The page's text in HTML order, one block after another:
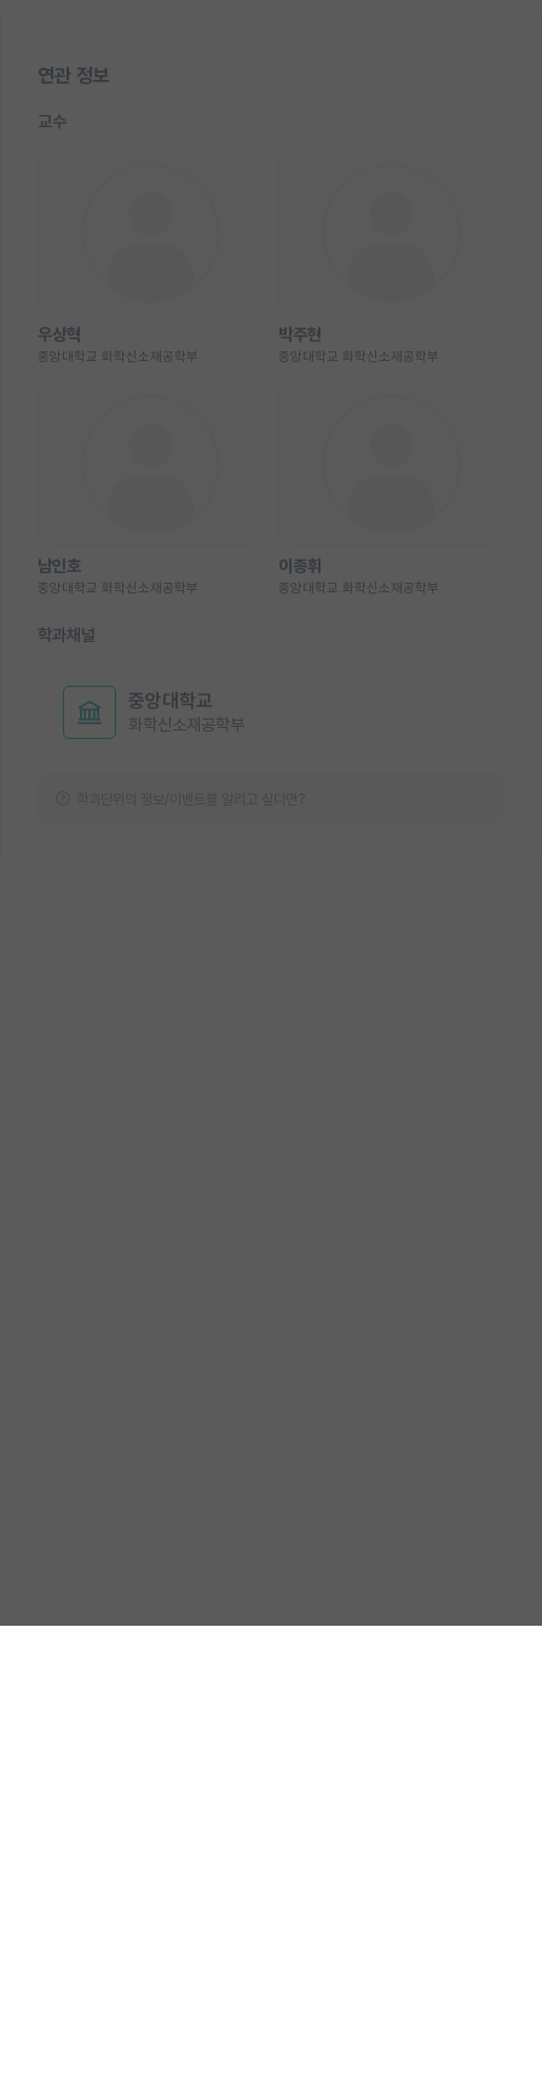
연관 정보
교수
우상혁
중앙대학교 화학신소재공학부
박주현
중앙대학교 화학신소재공학부
남인호
중앙대학교 화학신소재공학부
이종휘
중앙대학교 화학신소재공학부
학과채널
중앙대학교
화학신소재공학부
학과단위의 정보/이벤트를 알리고 싶다면?